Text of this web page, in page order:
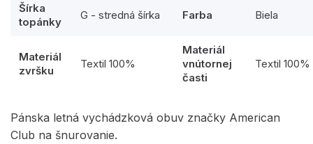
Šírka
topánky
G - stredná šírka Farba Biela
Materiál
zvršku
Textil 100%
Materiál
vnútornej
časti
Textil 100%
Pánska letná vychádzková obuv značky American
Club na šnurovanie.